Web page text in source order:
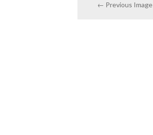
← Previous Image